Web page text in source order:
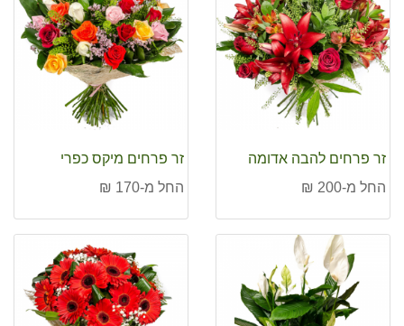
זר פרחים להבה אדומה
החל מ-200 ₪
זר פרחים מיקס כפרי
החל מ-170 ₪